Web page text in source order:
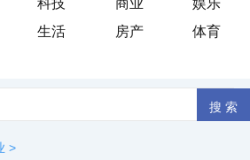
科技 商业
娱乐
生活 房产
体育
>